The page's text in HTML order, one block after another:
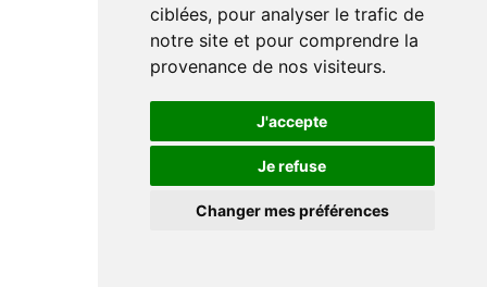
ciblées, pour analyser le trafic de
notre site et pour comprendre la
provenance de nos visiteurs.
J'accepte
Je refuse
Changer mes préférences